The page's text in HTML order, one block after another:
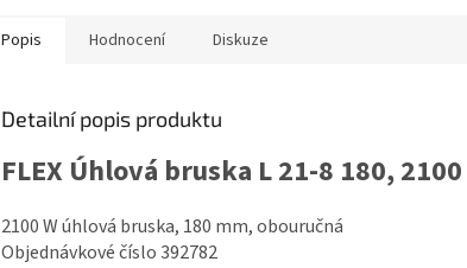
Popis Hodnocení Diskuze
Detailní popis produktu
FLEX Úhlová bruska L 21-8 180,
2100 W úhlová bruska, 180 mm, obouručná
Objednávkové číslo 392782